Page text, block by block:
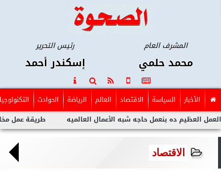
المشرف العام
محمد حلمي
رئيس التحرير
إسكندر أحمد
الأخبار السياسة الاقتصاد العالم الرياضة الحوادث التكنولوجيا
طريقة عمل مخلل الجزر مثل بنعمل حاجه شبه الأعمال العالميه
الاقتصاد